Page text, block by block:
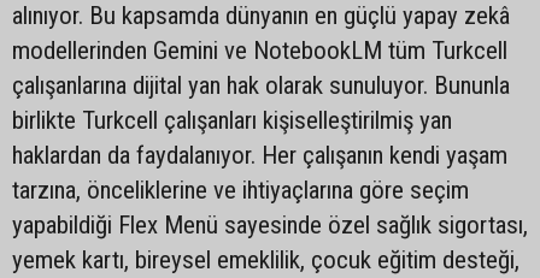
alınıyor. Bu kapsamda dünyanın en güçlü yapay zekâ
modellerinden Gemini ve NotebookLM tüm Turkcell
çalışanlarına dijital yan hak olarak sunuluyor. Bununla
birlikte Turkcell çalışanları kişiselleştirilmiş yan
haklardan da faydalanıyor. Her çalışanın kendi yaşam
tarzına, önceliklerine ve ihtiyaçlarına göre seçim
yapabildiği Flex Menü sayesinde özel sağlık sigortası,
yemek kartı, bireysel emeklilik, çocuk eğitim desteği,